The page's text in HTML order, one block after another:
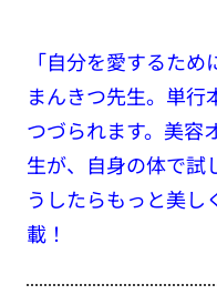
「自分を愛するた
まんきつ先生。単行
つづられます。美容
生が、自身の体で試
うしたらもっと美し
載！